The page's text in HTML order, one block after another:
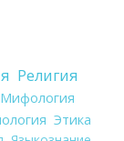
Религия
Мифология
Этика